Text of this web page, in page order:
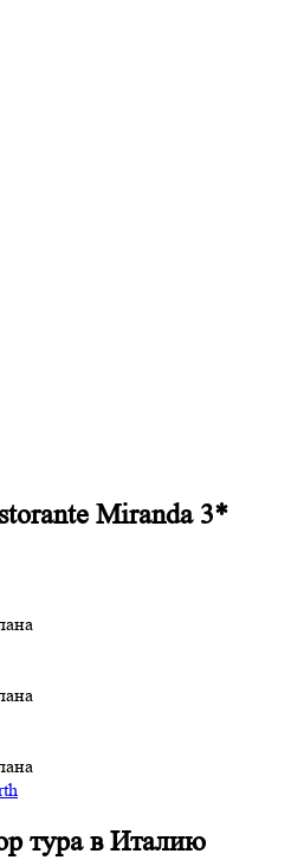
Miranda 3*
тура в Италию